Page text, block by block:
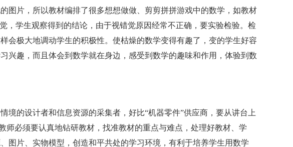
图片，所以教材编排了很多想想做做、剪剪拼拼游戏中的数学，如教材
，学生观察得到的结论，由于视错觉原因经常不正确，要实验检验。检
会极大地调动学生的积极性。使枯燥的数学变得有趣了，变的学生好容
兴趣，而且体会到数学就在身边，感受到数学的趣味和作用，体验到数
的设计者和信息资源的采集者，好比“机器零件”供应商，要从讲台上
师必须要认真地钻研教材，找准教材的重点与难点，处理好教材、学
图片、实物模型，创造和平共处的学习环境，有利于培养学生用数学